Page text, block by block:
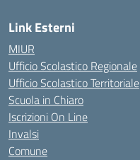
Link Esterni
MIUR
Ufficio Scolastico Regionale
Ufficio Scolastico Territoriale
Scuola in Chiaro
Iscrizioni On Line
Invalsi
Comune